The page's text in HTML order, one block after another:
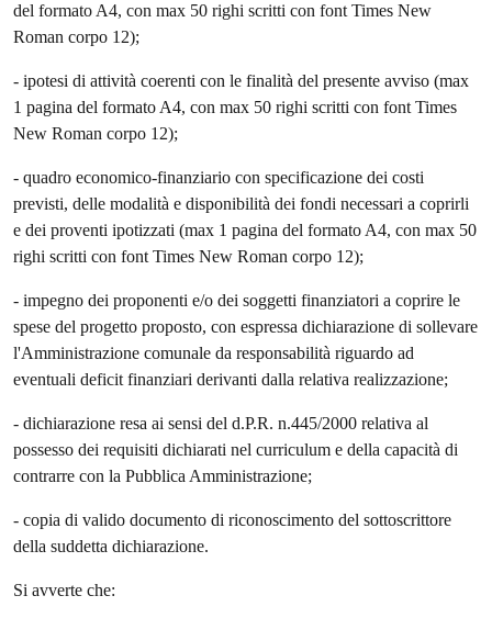
del formato A4, con max 50 righi scritti con font Times New
Roman corpo 12);
- ipotesi di attività coerenti con le finalità del presente avviso (max
1 pagina del formato A4, con max 50 righi scritti con font Times
New Roman corpo 12);
- quadro economico-finanziario con specificazione dei costi
previsti, delle modalità e disponibilità dei fondi necessari a coprirli
e dei proventi ipotizzati (max 1 pagina del formato A4, con max 50
righi scritti con font Times New Roman corpo 12);
- impegno dei proponenti e/o dei soggetti finanziatori a coprire le
spese del progetto proposto, con espressa dichiarazione di sollevare
l'Amministrazione comunale da responsabilità riguardo ad
eventuali deficit finanziari derivanti dalla relativa realizzazione;
- dichiarazione resa ai sensi del d.P.R. n.445/2000 relativa al
possesso dei requisiti dichiarati nel curriculum e della capacità di
contrarre con la Pubblica Amministrazione;
- copia di valido documento di riconoscimento del sottoscrittore
della suddetta dichiarazione.
Si avverte che: